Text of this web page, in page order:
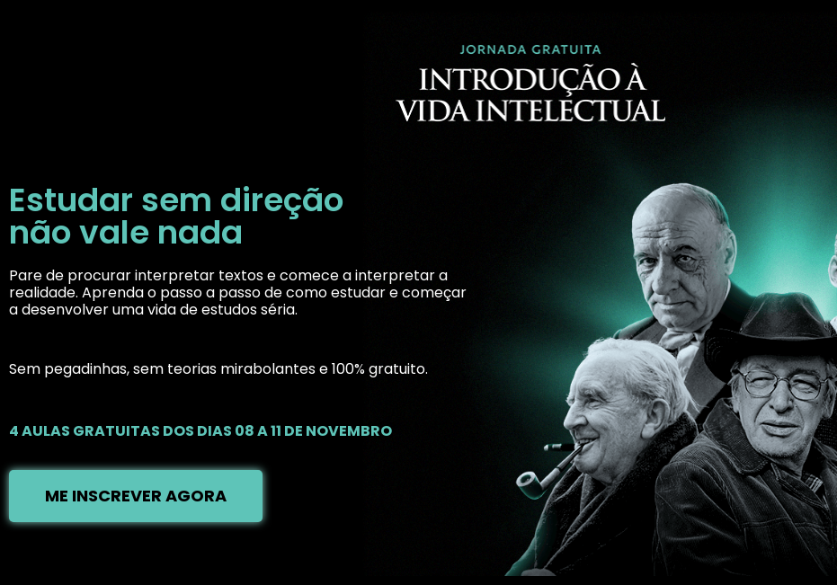
Estudar sem direção
não vale nada
Pare de procurar interpretar textos e comece a interpretar a
realidade. Aprenda o passo a passo de como estudar e começar
a desenvolver uma vida de estudos séria.
Sem pegadinhas, sem teorias mirabolantes e 100% gratuito.
4 AULAS GRATUITAS DOS DIAS 08 A 11 DE NOVEMBRO
ME INSCREVER AGORA